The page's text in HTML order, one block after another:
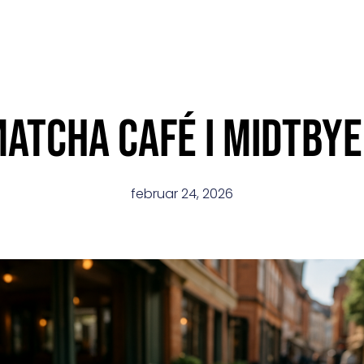
café i
februar 24, 2026